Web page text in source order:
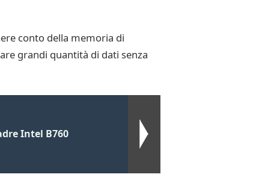
conto della memoria di
grandi quantità di dati senza
Intel B760